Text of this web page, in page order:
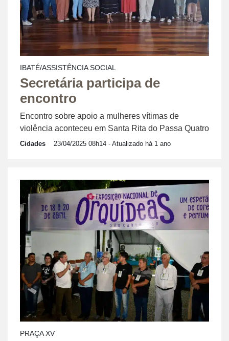
IBATÉ/ASSISTÊNCIA SOCIAL
Secretária participa de
encontro
Encontro sobre apoio a mulheres vítimas de
violência aconteceu em Santa Rita do Passa Quatro
Cidades 23/04/2025 08h14 - Atualizado há 1 ano
PRAÇA XV